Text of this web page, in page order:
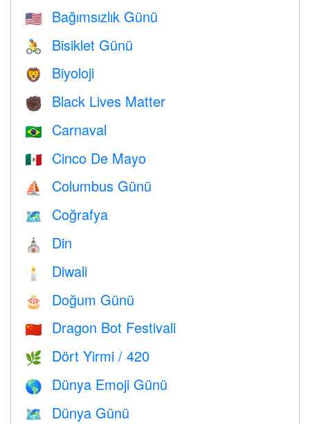
🇺🇸 Bağımsızlık Günü
🚴 Bisiklet Günü
🦁 Biyoloji
✊🏿 Black Lives Matter
🇧🇷 Carnaval
🇲🇽 Cinco De Mayo
⛵️ Columbus Günü
🗺 Coğrafya
⛪️ Din
🕯 Diwali
🎂 Doğum Günü
🇨🇳 Dragon Bot Festivali
🌿 Dört Yirmi / 420
🌎 Dünya Emoji Günü
🗺️ Dünya Günü